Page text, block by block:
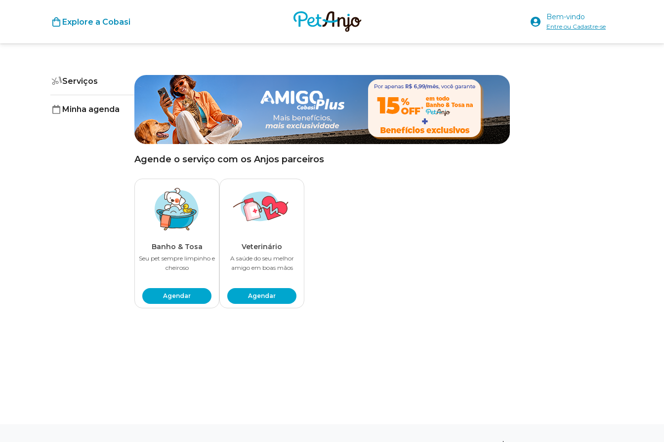
Explore a Cobasi
Bem-vindo
Entre ou Cadastre-se
Serviços
Minha agenda
Agende o serviço com os Anjos parceiros
Banho & Tosa
Seu pet sempre limpinho e
cheiroso
Agendar
Veterinário
A saúde do seu melhor
amigo em boas mãos
Agendar
x